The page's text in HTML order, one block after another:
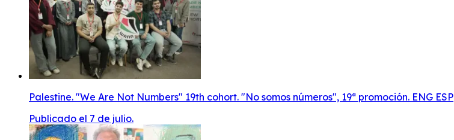
Palestine. "We Are Not Numbers" 19th cohort. "No somos números", 19ª promoción. ENG ESP
Publicado el 7 de julio.